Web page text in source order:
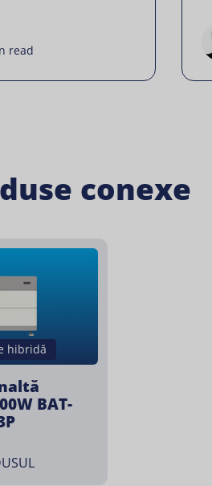
read
conexe
hibridă
BAT-